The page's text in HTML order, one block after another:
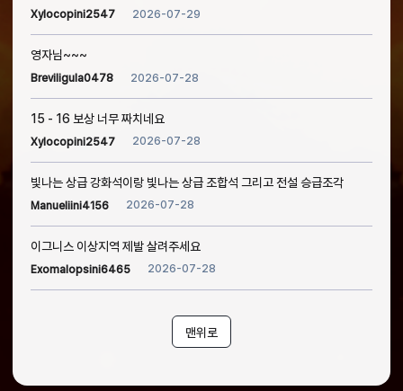
Xylocopini2547 2026-07-29
영자님~~~
Breviligula0478 2026-07-28
15 - 16 보상 너무 짜치네요
Xylocopini2547 2026-07-28
빛나는 상급 강화석이랑 빛나는 상급 조합석 그리고 전설 승급조각
Manueliini4156 2026-07-28
이그니스 이상지역 제발 살려주세요
Exomalopsini6465 2026-07-28
맨위로